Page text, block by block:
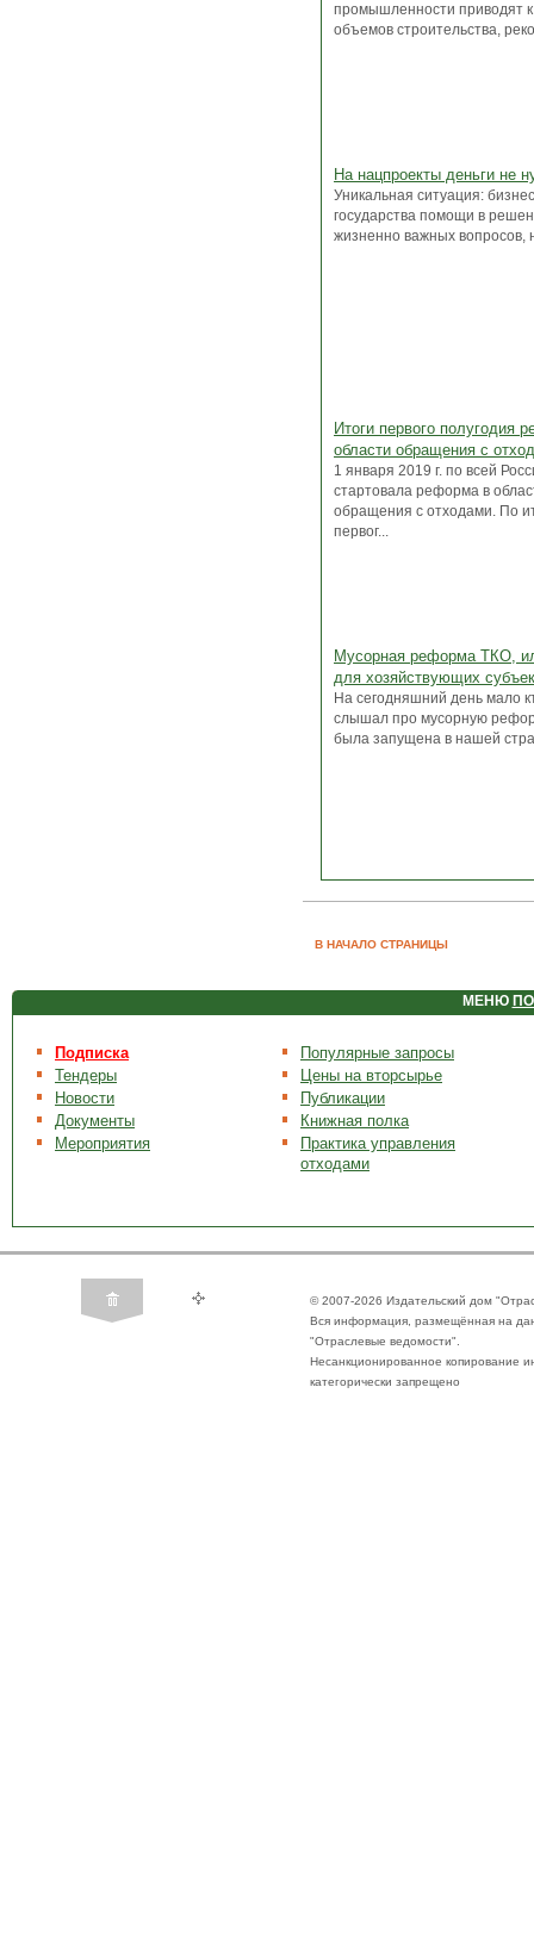
промышленности приводят
объемов строительства,
На нацпроекты деньги не
Уникальная ситуация:
государства помощи в
жизненно важных вопросов,
Итоги первого полугодия
области обращения с
1 января 2019 г. по всей
стартовала реформа в
обращения с отходами. По
первог...
Мусорная реформа ТКО,
для хозяйствующих
На сегодняшний день мало
слышал про мусорную
была запущена в нашей
В НАЧАЛО СТРАНИЦЫ
МЕНЮ
Подписка
Тендеры
Новости
Документы
Мероприятия
Популярные запросы
Цены на вторсырье
Публикации
Книжная полка
Практика управления
отходами
© 2007-2026 Издательский дом
Вся информация, размещённая на
"Отраслевые ведомости".
Несанкционированное копирование
категорически запрещено